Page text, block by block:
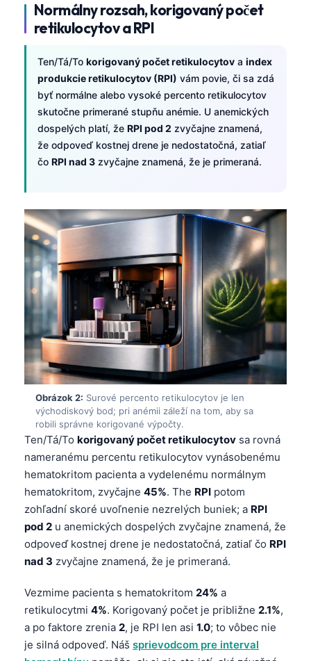
Normálny rozsah, korigovaný počet
retikulocytov a RPI
Ten/Tá/To korigovaný počet retikulocytov a index
produkcie retikulocytov (RPI) vám povie, či sa zdá
byť normálne alebo vysoké percento retikulocytov
skutočne primerané stupňu anémie. U anemických
dospelých platí, že RPI pod 2 zvyčajne znamená,
že odpoveď kostnej drene je nedostatočná, zatiaľ
čo RPI nad 3 zvyčajne znamená, že je primeraná.
Obrázok 2: Surové percento retikulocytov je len
východiskový bod; pri anémii záleží na tom, aby sa
robili správne korigované výpočty.
Ten/Tá/To korigovaný počet retikulocytov sa rovná
nameranému percentu retikulocytov vynásobenému
hematokritom pacienta a vydelenému normálnym
hematokritom, zvyčajne 45%. The RPI potom
zohľadní skoré uvoľnenie nezrelých buniek; a RPI
pod 2 u anemických dospelých zvyčajne znamená, že
odpoveď kostnej drene je nedostatočná, zatiaľ čo RPI
nad 3 zvyčajne znamená, že je primeraná.
Vezmime pacienta s hematokritom 24% a
retikulocytmi 4%. Korigovaný počet je približne 2.1%,
a po faktore zrenia 2, je RPI len asi 1.0; to vôbec nie
je silná odpoveď. Náš sprievodcom pre interval